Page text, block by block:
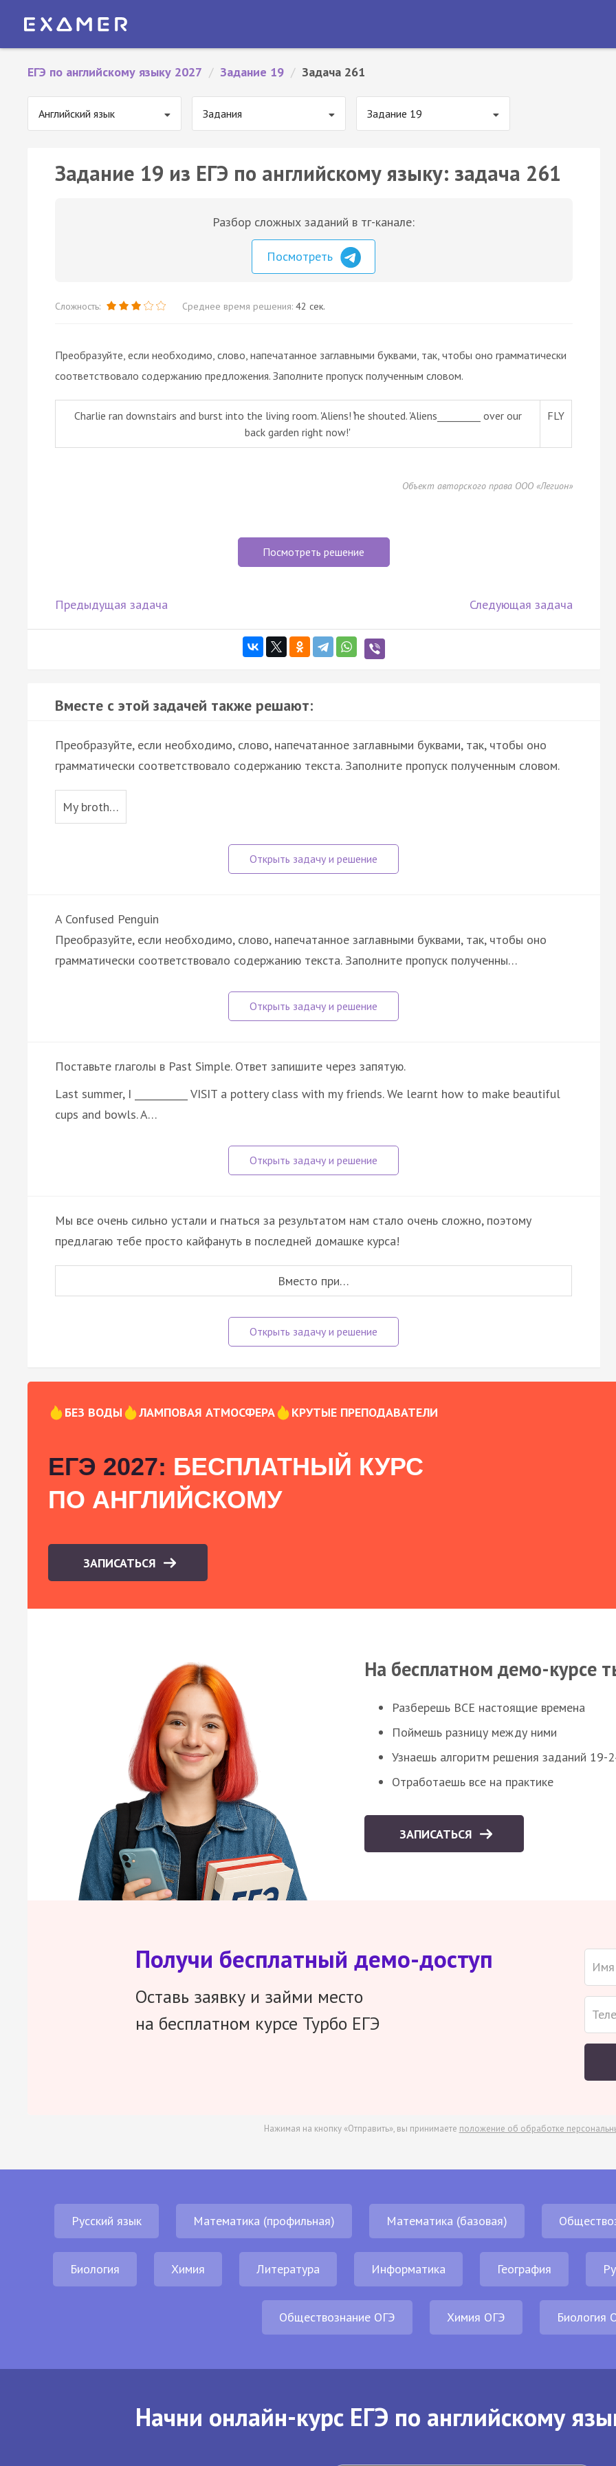
ЕГЭ по английскому языку 2027 / Задание 19 / Задача 261
Английский язык Задания Задание 19
Задание 19 из ЕГЭ по английскому языку: задача 261
Разбор сложных заданий в тг-канале:
Посмотреть
Сложность: Среднее время решения: 42 сек.
Преобразуйте, если необходимо, слово, напечатанное заглавными буквами, так, чтобы оно грамматически
соответствовало содержанию предложения. Заполните пропуск полученным словом.
Charlie ran downstairs and burst into the living room. 'Aliens! ̓he shouted. 'Aliens_________ over our
back garden right now!'
FLY
Объект авторского права ООО «Легион»
Посмотреть решение
Предыдущая задача Следующая задача
Вместе с этой задачей также решают:
Преобразуйте, если необходимо, слово, напечатанное заглавными буквами, так, чтобы оно
грамматически соответствовало содержанию текста. Заполните пропуск полученным словом.
My broth…
A Confused Penguin
Преобразуйте, если необходимо, слово, напечатанное заглавными буквами, так, чтобы оно
грамматически соответствовало содержанию текста. Заполните пропуск полученны…
Поставьте глаголы в Past Simple. Ответ запишите через запятую.
Last summer, I ___________ VISIT a pottery class with my friends. We learnt how to make beautiful
cups and bowls. A…
Мы все очень сильно устали и гнаться за результатом нам стало очень сложно, поэтому
предлагаю тебе просто кайфануть в последней домашке курса!
Вместо при…
БЕЗ ВОДЫ ЛАМПОВАЯ АТМОСФЕРА КРУТЫЕ ПРЕПОДАВАТЕЛИ
ЕГЭ 2027: БЕСПЛАТНЫЙ КУРС
ПО АНГЛИЙСКОМУ
ЗАПИСАТЬСЯ
На бесплатном демо-курсе
Разберешь ВСЕ настоящие времена
Поймешь разницу между ними
Узнаешь алгоритм решения заданий 19-
Отработаешь все на практике
ЗАПИСАТЬСЯ
Получи бесплатный демо-доступ
Оставь заявку и займи место
на бесплатном курсе Турбо ЕГЭ
Нажимая на кнопку «Отправить», вы принимаете положение об обработке
Русский язык Математика (профильная) Математика (базовая)
Биология Химия Литература Информатика География
Обществознание ОГЭ Химия ОГЭ Биология
Начни онлайн-курс ЕГЭ по английскому